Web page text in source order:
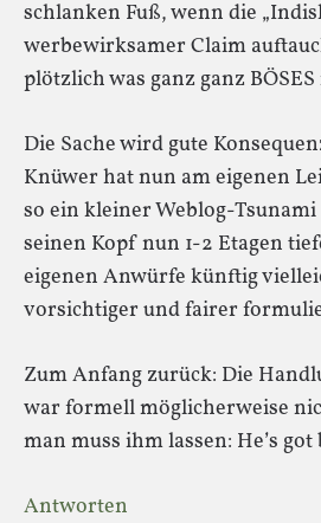
schlanken Fuß, wenn die
werbewirksamer Claim
plötzlich was ganz ganz BÖSES
Die Sache wird gute
Knüwer hat nun am eigenen
so ein kleiner Weblog-
seinen Kopf nun 1-2 Etagen
eigenen Anwürfe künftig
vorsichtiger und fairer
Zum Anfang zurück: Die
war formell möglicherweise
man muss ihm lassen: He’s got
Antworten